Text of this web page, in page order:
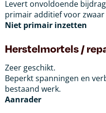
Levert onvoldoende
primair additief voor
Niet primair inzetten
Herstelmortels /
Zeer geschikt.
Beperkt spanningen en
bestaand werk.
Aanrader